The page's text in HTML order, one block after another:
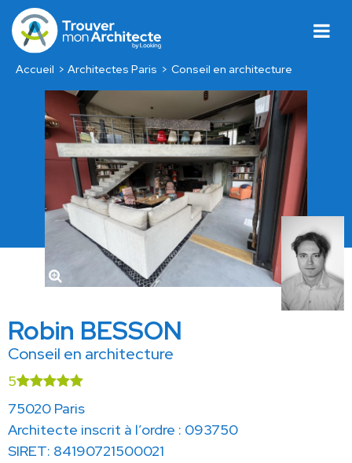
Accueil Architectes Paris Conseil en architecture
Robin BESSON
Conseil en architecture
5
75020 Paris
Architecte inscrit à l’ordre : 093750
SIRET: 84190721500021